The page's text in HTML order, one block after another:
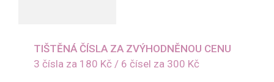
TIŠTĚNÁ ČÍSLA ZA ZVÝHODNĚNOU CENU
3 čísla za 180 Kč / 6 čísel za 300 Kč